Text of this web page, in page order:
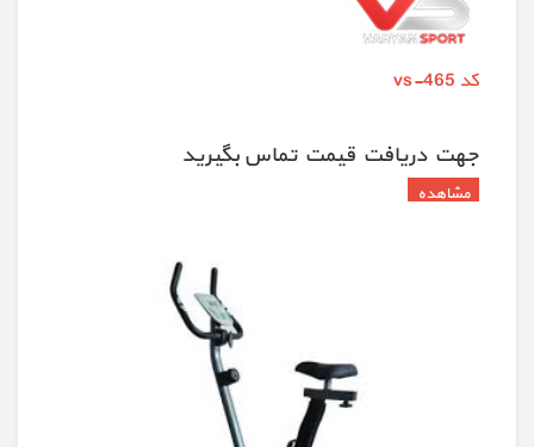
کد vs-465
جهت دريافت قيمت تماس بگيريد